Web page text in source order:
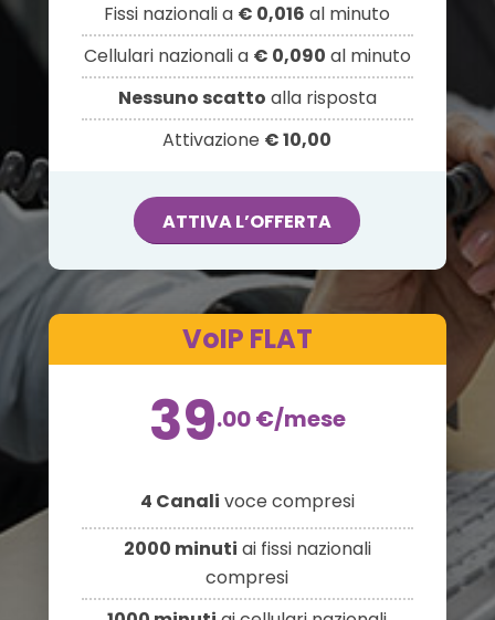
Fissi nazionali a € 0,016 al minuto
Cellulari nazionali a € 0,090 al minuto
Nessuno scatto alla risposta
Attivazione € 10,00
ATTIVA L’OFFERTA
VoIP FLAT
39.00€/mese
4 Canali voce compresi
2000 minuti ai fissi nazionali
compresi